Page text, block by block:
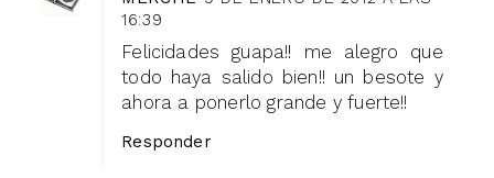
16:39
Felicidades guapa!! me alegro que
todo haya salido bien!! un besote y
ahora a ponerlo grande y fuerte!!
Responder